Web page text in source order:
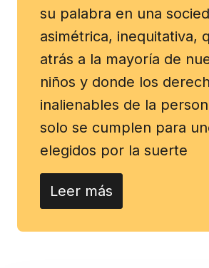
su palabra en una
asimétrica, inequitativa,
atrás a la mayoría de
niños y donde los
inalienables de la
solo se cumplen para
elegidos por la suerte
Leer más